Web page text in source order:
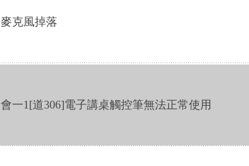
麥克風掉落
會一1[道306]電子講桌觸控筆無法正常使用